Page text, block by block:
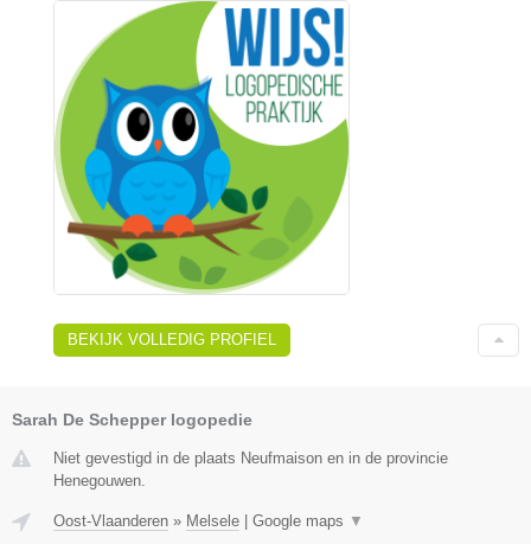
BEKIJK VOLLEDIG PROFIEL
Sarah De Schepper logopedie
Niet gevestigd in de plaats Neufmaison en in de provincie
Henegouwen.
Oost-Vlaanderen » Melsele Google maps ▼